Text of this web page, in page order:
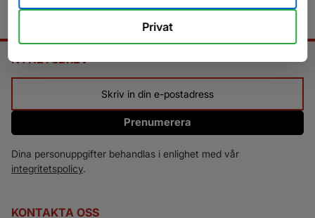
NYHETSBREV
Prenumerera
Dina personuppgifter behandlas i enlighet med vår
integritetspolicy.
KONTAKTA OSS
Privat